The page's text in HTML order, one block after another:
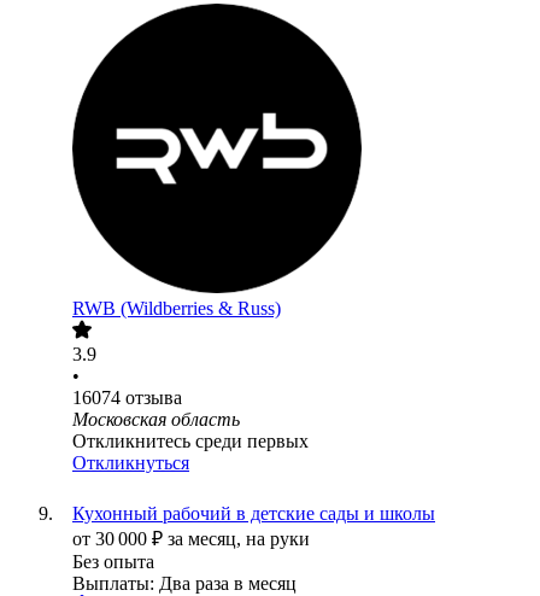
RWB (Wildberries & Russ)
3.9
•
16074 отзыва
Московская область
Откликнитесь среди первых
Откликнуться
Кухонный рабочий в детские сады и школы
от 30 000 ₽ за месяц, на руки
Без опыта
Выплаты: Два раза в месяц